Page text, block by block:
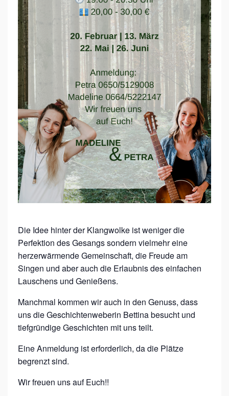
W
O
L
K
E
–
S
I
N
G
K
R
E
S
Die Idee hinter der Klangwolke ist weniger die
Perfektion des Gesangs sondern vielmehr eine
herzerwärmende Gemeinschaft, die Freude am
Singen und aber auch die Erlaubnis des einfachen
Lauschens und Genießens.
Manchmal kommen wir auch in den Genuss, dass
uns die Geschichtenweberin Bettina besucht und
tiefgründige Geschichten mit uns teilt.
Eine Anmeldung ist erforderlich, da die Plätze
begrenzt sind.
Wir freuen uns auf Euch!!